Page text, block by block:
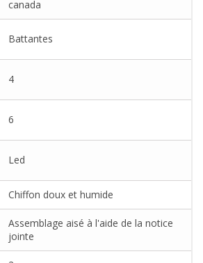
canada
Battantes
4
6
Led
Chiffon doux et humide
Assemblage aisé à l'aide de la notice
jointe